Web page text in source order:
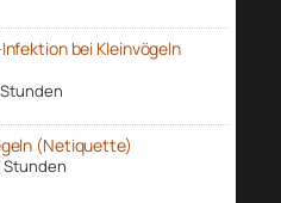
bei Kleinvögeln
Stunden
(Netiquette)
Stunden